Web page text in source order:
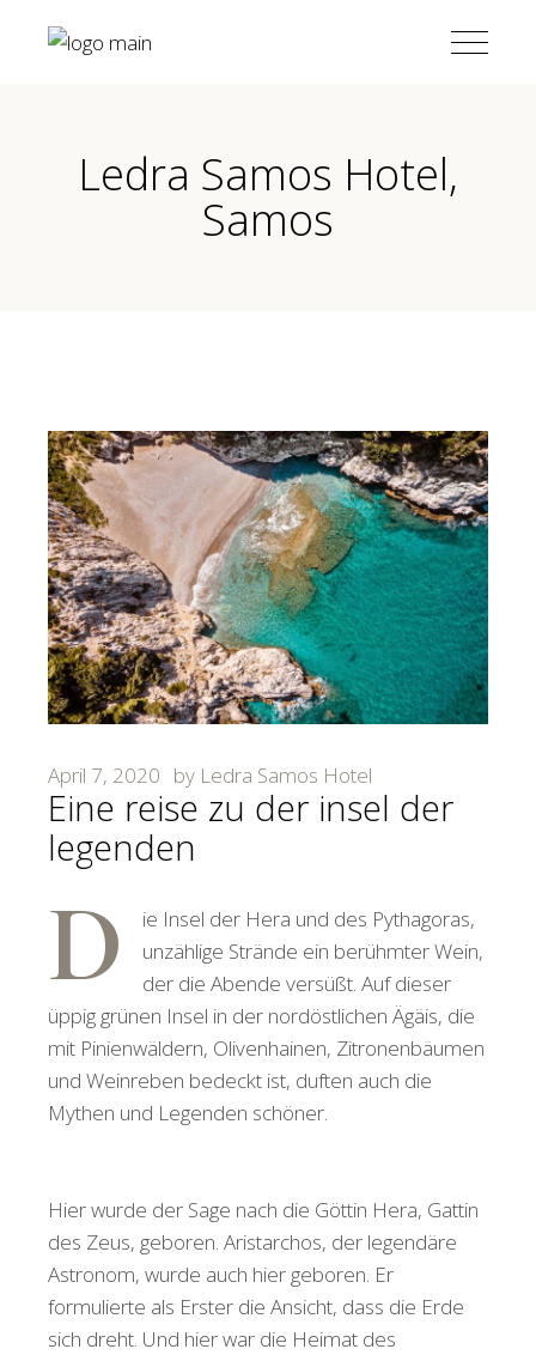
Ledra Samos Hotel,
Samos
April 7, 2020 by Ledra Samos Hotel
Eine reise zu der insel der
legenden
D
ie Insel der Hera und des Pythagoras,
unzählige Strände ein berühmter Wein,
der die Abende versüßt. Auf dieser
üppig grünen Insel in der nordöstlichen Ägäis, die
mit Pinienwäldern, Olivenhainen, Zitronenbäumen
und Weinreben bedeckt ist, duften auch die
Mythen und Legenden schöner.
Hier wurde der Sage nach die Göttin Hera, Gattin
des Zeus, geboren. Aristarchos, der legendäre
Astronom, wurde auch hier geboren. Er
formulierte als Erster die Ansicht, dass die Erde
sich dreht. Und hier war die Heimat des